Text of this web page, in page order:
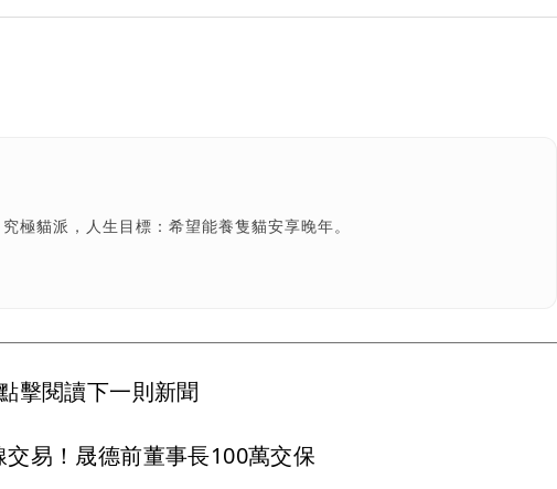
極貓派，人生目標：希望能養隻貓安享晚年。
擊閱讀下一則新聞
交易！晟德前董事長100萬交保